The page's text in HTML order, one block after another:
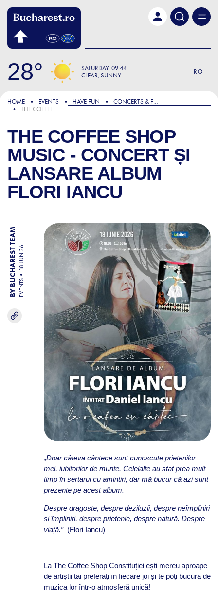
28 SATURDAY 09:44
CLEAR, SUNNY
RO
HOME EVENTS HAVE FUN
CONCERTS & FESTIVALS
THE COFFEE SHOP MUSIC - CONCERT ȘI LANSARE ALBUM FLORI IANCU
THE COFFEE SHOP
MUSIC - CONCERT ȘI
LANSARE ALBUM
FLORI IANCU
BY BUCHAREST TEAM EVENTS
18 JUN 26
„Doar câteva cântece sunt cunoscute prietenilor
mei, iubitorilor de munte. Celelalte au stat prea mult
timp în sertarul cu amintiri, dar mă bucur că azi sunt
prezente pe acest album.
Despre dragoste, despre deziluzii, despre neîmpliniri
si împliniri, despre prietenie, despre natură. Despre
viață.”(Flori Iancu)
La The Coffee Shop Constituției ești mereu aproape
de artiștii tăi preferați în fiecare joi și te poți bucura de
muzica lor într-o atmosferă unică!